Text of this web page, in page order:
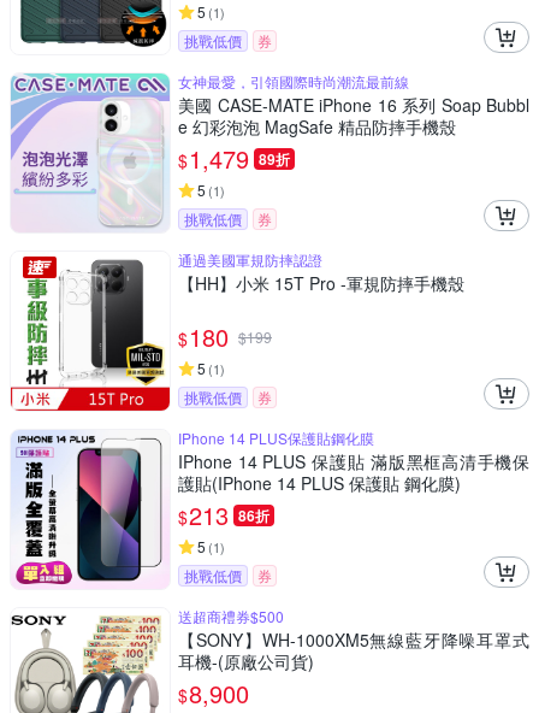
5 (1)
挑戰低價
券
女神最愛，引領國際時尚潮流最前線
美國 CASE-MATE iPhone 16 系列 Soap Bubbl
e 幻彩泡泡 MagSafe 精品防摔手機殼
$1,479 89折
5 (1)
挑戰低價
券
通過美國軍規防摔認證
【HH】小米 15T Pro -軍規防摔手機殼
$180 $199
5 (1)
挑戰低價
券
IPhone 14 PLUS保護貼鋼化膜
IPhone 14 PLUS 保護貼 滿版黑框高清手機保
護貼(IPhone 14 PLUS 保護貼 鋼化膜)
$213 86折
5 (1)
挑戰低價
券
送超商禮券$500
【SONY】WH-1000XM5無線藍牙降噪耳罩式
耳機-(原廠公司貨)
$8,900